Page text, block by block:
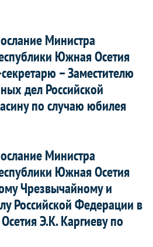
Министра
Южная Осетия
– Заместителю
дел Российской
по случаю юбилея
Министра
Южная Осетия
Чрезвычайному и
Российской Федерации в
Э.К. Каргиеву по